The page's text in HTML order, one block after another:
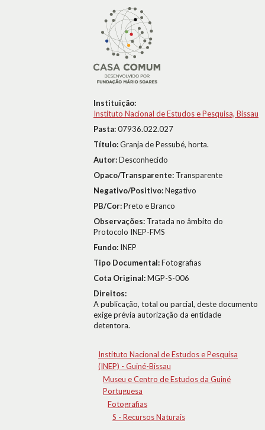
Instituição:
Instituto Nacional de Estudos e Pesquisa, Bissau
Pasta:07936.022.027
Título:Granja de Pessubé, horta.
Autor:Desconhecido
Opaco/Transparente: Transparente
Negativo/Positivo:Negativo
PB/Cor:Preto e Branco
Observações: Tratada no âmbito do
Protocolo INEP-FMS
Fundo: INEP
Tipo Documental:Fotografias
Cota Original:MGP-S-006
Direitos:
A publicação, total ou parcial, deste documento
exige prévia autorização da entidade
detentora.
Instituto Nacional de Estudos e Pesquisa
(INEP) - Guiné-Bissau
Museu e Centro de Estudos da Guiné
Portuguesa
Fotografias
S - Recursos Naturais